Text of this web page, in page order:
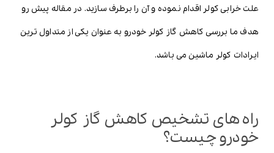
علت خرابی کولر اقدام نموده و آن را برطرف سازید. در مقاله پیش رو
هدف ما بررسی کاهش گاز کولر خودرو به عنوان یکی از متداول ترین
ایرادات کولر ماشین می باشد.
راه های تشخیص کاهش گاز کولر
خودرو چیست؟